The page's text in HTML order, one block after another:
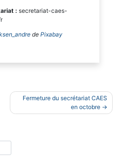
: secretariat-caes-
de Pixabay
Fermeture du secrétariat CAES
en octobre